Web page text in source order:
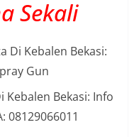
Sekali
Kebalen Bekasi: Info
08129066011